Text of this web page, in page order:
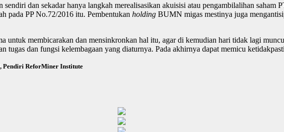
dan sekadar hanya langkah merealisasikan akuisisi atau pengambilalihan saham
pada PP No.72/2016 itu. Pembentukan holding BUMN migas mestinya juga
membicarakan dan mensinkronkan hal itu, agar di kemudian hari tidak lagi
tugas dan fungsi kelembagaan yang diaturnya. Pada akhirnya dapat memicu
Pendiri ReforMiner Institute